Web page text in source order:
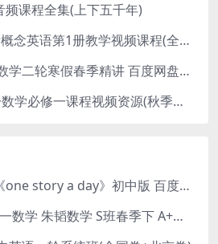
课程全集(上下五千年)
[胡金铭 Diana]新概念英语第1册教学视频课程(全集 百度网盘下载)
胡源2024届高考数学二轮寒假春季精讲 百度网盘分享
2022赵礼显高一数学必修一课程视频资源(秋季班 含讲义)百度网盘云
一天一个小故事《one story a day》初中版 百度网盘分享下载
初中数学 2024初一数学 朱韬数学 S班春季下 A+班春季下 百度云网盘